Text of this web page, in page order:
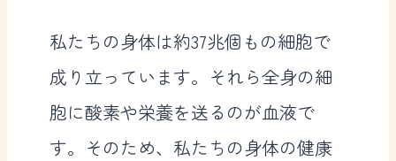
私たちの身体は約37兆個もの細胞で
成り立っています。それら全身の細
胞に酸素や栄養を送るのが血液で
す。そのため、私たちの身体の健康